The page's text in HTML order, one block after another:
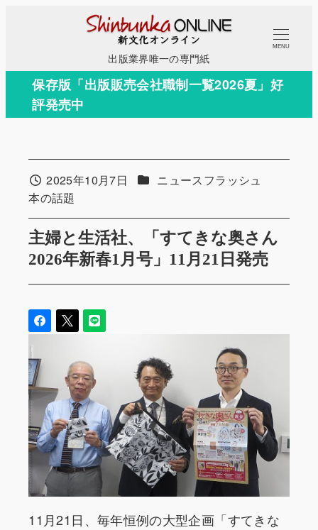
コ
テ
出版業界唯一の専門紙
MENU
保存版「出版販売会社職制一覧2026夏」好
評発売中
主婦と生活社、「すてきな奥さん
2026年新春1月号」11月21日発売
投稿日2025年10月7日 カテゴリー
ニュースフラッシュ
カテゴリー
本の話題
11月21日、毎年恒例の大型企画「すてきな